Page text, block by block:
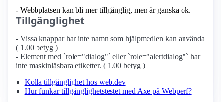
- Webbplatsen kan bli mer tillgänglig, men är ganska ok.
Tillgänglighet
- Vissa knappar har inte namn som hjälpmedlen kan använda
( 1.00 betyg )
- Element med `role="dialog"` eller `role="alertdialog"` har
inte maskinläsbara etiketter. ( 1.00 betyg )
Kolla tillgänglighet hos web.dev
Hur funkar tillgänglighetstestet med Axe på Webperf?